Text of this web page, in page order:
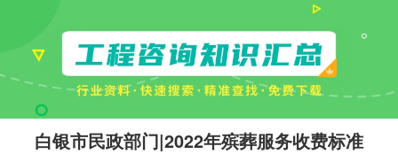
白银市民政部门|2022年殡葬服务收费标准